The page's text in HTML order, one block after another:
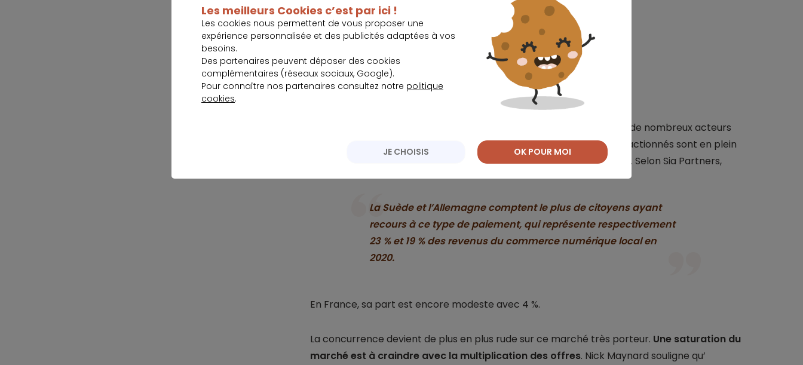
Quel taux pour votre projet ?
… mais gare au risque de surendettement
Le service a tellement gagné en popularité au fil des ans, si bien que de nombreux acteurs
ont investi ce créneau. Si aux États-Unis et en Asie les règlements fractionnés sont en plein
essor, la situation diffère d’un pays à un autre,notamment en Europe. Selon Sia Partners,
La Suède et l’Allemagne comptent le plus de citoyens ayant
recours à ce type de paiement, qui représente respectivement
23 % et 19 % des revenus du commerce numérique local en
2020.
En France, sa part est encore modeste avec 4 %.
La concurrence devient de plus en plus rude sur ce marché très porteur. Une saturation du
marché est à craindre avec la multiplication des offres. Nick Maynard souligne qu’
Les meilleurs Cookies c’est par ici !
Les cookies nous permettent de vous proposer une
expérience personnalisée et des publicités adaptées à vos
besoins.
Des partenaires peuvent déposer des cookies
complémentaires (réseaux sociaux, Google).
Pour connaître nos partenaires consultez notre politique
cookies.
JE CHOISIS OK POUR MOI